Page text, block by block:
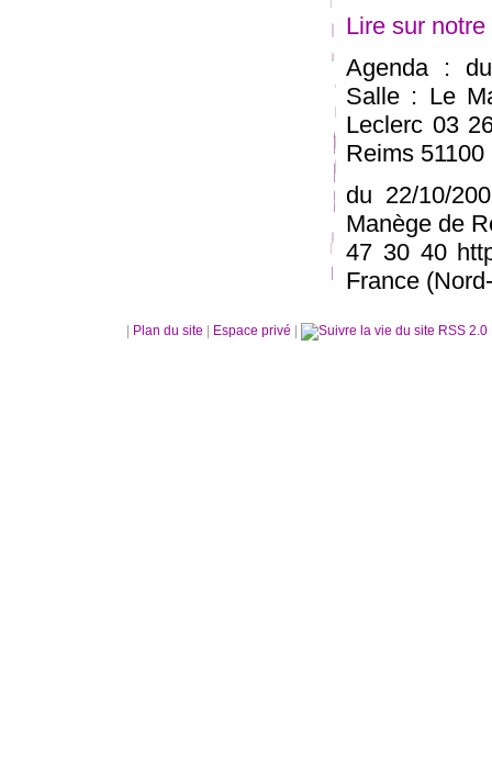
Lire sur notre
Agenda :
Salle : Le
Leclerc 03
Reims
du 22/10/
Manège de
47 30 40
France
Plan du site Espace privé RSS 2.0